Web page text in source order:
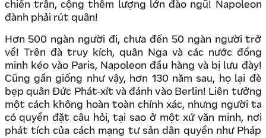
chiến trận, cộng thêm lượng lớn đào ngũ! Napoleon
đành phải rút quân!
Hơn 500 ngàn người đi, chưa đến 50 ngàn người trở
về! Trên đà truy kích, quân Nga và các nước đồng
minh kéo vào Paris, Napoleon đầu hàng và bị lưu đày!
Cũng gần giống như vậy, hơn 130 năm sau, họ lại đè
bẹp quân Đức Phát-xít và đánh vào Berlin! Liên tưởng
một cách không hoàn toàn chính xác, nhưng người ta
có quyền đặt câu hỏi, tại sao ở một xứ văn minh, nơi
phát tích của cách mạng tư sản dân quyền như Pháp